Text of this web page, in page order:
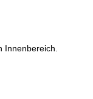
Innenbereich.